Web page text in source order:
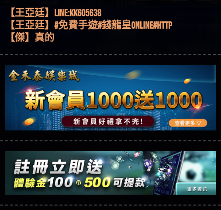
力智投資是詐騙嗎 南部老翁還在癡迷力智投資高
回報獲利 請不要在匯款
zg369】天盛商行詐騙 天盛商行是不是詐騙 天盛商
行是真的嗎 天盛商行是詐騙嗎 被天盛商行詐騙一
招教你拿回
【其他問題】 受害者援助賴【zg369】退休老翁被
大戶e點靈詐騙痛不欲生 大戶e點靈是真的嗎 大戶e
點靈是不是詐騙 大戶e點靈是詐騙嗎 大戶e點靈無
法出金 （大戶e點靈）教你如何規避詐騙陷阱
【其他問題】 弘記投資詐騙持續收割國人中【免
費討回資金賴zg369】弘記投資是詐騙嗎 弘記投資
是不是詐騙 弘記投資是真的嗎 被弘記投資詐騙的
錢怎麼辦 本文教你如何拿回被騙資金
【其他問題】 被騙追回賴【zg369】KnTop利用新型
詐騙手法欺詐群眾 KnTop是真的嗎 KnTop是不是詐騙
KnTop是詐騙嗎 【KnTop】KnTop無法出金 被KnTop詐騙
的錢一招拿回
【其他問題】機台運算專案詐騙持續收割國人中
【免費討回資金賴zg369】機台運算專案是詐騙嗎
機台運算專案是不是詐騙 機台運算專案是真的嗎
被機台運算專案詐騙的錢怎麼辦 本文教你如何拿
回被騙資金
【其他問題】 Hoyabit詐騙持續收割國人中【免費
討回資金賴zg369】Hoyabit是詐騙嗎 Hoyabit是不是詐
騙 Hoyabit是真的嗎 被HoyabitHoyabit詐騙的錢怎麼辦
本文教你如何拿回被騙資金
【其他問題】KS.M多元化行銷詐騙持續收割國人
中【免費討回資金賴zg369】KS.M多元化行銷是詐
騙嗎 KS.M多元化行銷是不是詐騙 KS.M多元化行銷是
真的嗎 被KS.M多元化行銷詐騙的錢怎麼辦 本文教
你如何拿回被騙資金
【其他問題】免費追回賴「zg369」深度解析野原
家 Family & Love如何詐騙 野原家 Family & Love是不是詐
騙 野原家 Family & Love是真的嗎 野原家 Family & Love是
詐騙嗎 165多次通報野原家 Family & Love是詐騙平台
請遠離
【其他問題】元盈橋詐騙持續收割國人中【免費
討回資金賴zg369】元盈橋是詐騙嗎 元盈橋是不是
詐騙 元盈橋是真的嗎 被元盈橋詐騙的錢怎麼辦
本文教你如何拿回被騙資金
【其他問題】被騙追回賴【zg369】M.L.Edge利用新
型詐騙手法欺詐群眾 M.L.Edge是真的嗎 M.L.Edge是不
是詐騙 M.L.Edge是詐騙嗎 【M.L.Edge】M.L.Edge無法出
金 被M.L.Edge詐騙的錢一招拿回
【其他問題】 Robinhood詐騙持續收割國人中【免
費討回資金賴zg369】Robinhood是詐騙嗎 Robinhood是
不是詐騙 Robinhood是真的嗎 被Robinhood詐騙的錢怎
麼辦 本文教你如何拿回被騙資金
【其他問題】FLTO詐騙持續收割國人中【免費討回
資金賴zg369】FLTO是詐騙嗎 FLTO是不是詐騙 FLTO是
真的嗎 被FLTO詐騙的錢怎麼辦 本文教你如何拿回
被騙資金
【其他問題】 遇詐騙求救賴【zg369】八旬老翁被
ALYWS詐騙家破人亡 ALYWS是真的嗎 ALYWS是不是詐騙
ALYWS是詐騙嗎 （ALYWS）無法出金 請小心群組暗椿
【其他問題】 一招教你揭秘新型詐騙手法 （受害
者免費援助賴zg369）當當詐騙 當當是不是詐騙 當
當是真的嗎 當當是詐騙嗎 六旬老婦深信當當高獲
利回報被騙的家破人亡
【其他問題】用理性數據指路，開啟你的高回報
娛樂之旅
【其他問題】【老玩家不藏私】2025 線上老虎機
這樣挑！RTP、波動率和平台安全的全攻略！
【推薦博弈】這款《ATG 武俠》老虎機真的猛！玩
過才知道什麼叫超過3萬種中獎方式！
【推薦博弈】BNG電子遊戲完整攻略！熱門老虎
回答
【王亞廷】LINE:kK605638
【王亞廷】#免費手遊#錢龍皇ONLINE#http
【傑】真的
【Wei】讚
【沈樂慧】又是九州??爛死了黑網不要玩
【林伊依】爛死了拉贏錢直接鎖帳號可以去吃屎
【陳靜茹】推薦小畢，我也是小畢的會員～～
【黃家羭】推推
【AVA娛樂城】還會自己做假對話來毀謗欸哈哈哈
【黃伊珊】不推薦爛公司
【陳順堪】星匯娛樂城出金幾次後贏錢就不給出
金
【陳順堪】黑網出金幾次後贏了就不出金出
【玩運彩】
【asd】唬爛不出金黑網垃圾平台